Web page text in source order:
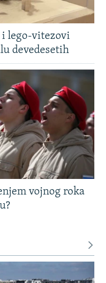
lego-vitezovi
devedesetih
vojnog roka